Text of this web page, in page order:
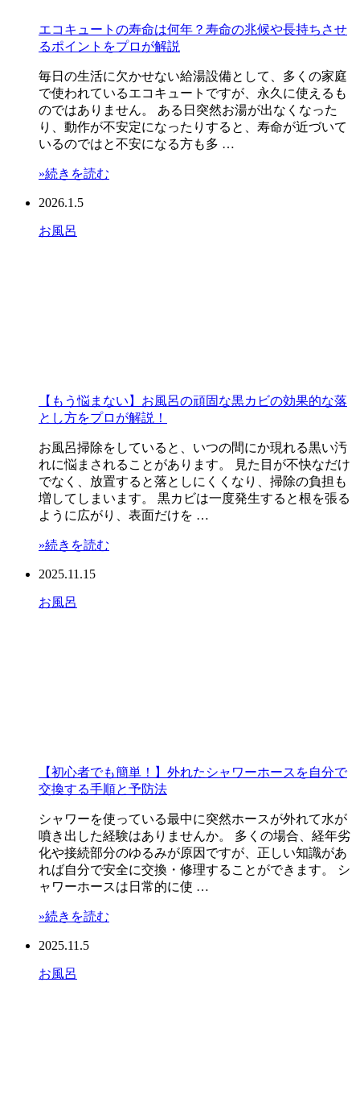
エコキュートの寿命は何年？寿命の兆候や長持ちさせ
るポイントをプロが解説
毎日の生活に欠かせない給湯設備として、多くの家庭
で使われているエコキュートですが、永久に使えるも
のではありません。 ある日突然お湯が出なくなった
り、動作が不安定になったりすると、寿命が近づいて
いるのではと不安になる方も多 …
»続きを読む
2026.1.5
お風呂
【もう悩まない】お風呂の頑固な黒カビの効果的な落
とし方をプロが解説！
お風呂掃除をしていると、いつの間にか現れる黒い汚
れに悩まされることがあります。 見た目が不快なだけ
でなく、放置すると落としにくくなり、掃除の負担も
増してしまいます。 黒カビは一度発生すると根を張る
ように広がり、表面だけを …
»続きを読む
2025.11.15
お風呂
【初心者でも簡単！】外れたシャワーホースを自分で
交換する手順と予防法
シャワーを使っている最中に突然ホースが外れて水が
噴き出した経験はありませんか。 多くの場合、経年劣
化や接続部分のゆるみが原因ですが、正しい知識があ
れば自分で安全に交換・修理することができます。 シ
ャワーホースは日常的に使 …
»続きを読む
2025.11.5
お風呂